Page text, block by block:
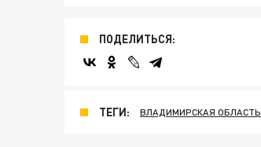
ПОДЕЛИТЬСЯ:
ТЕГИ: ВЛАДИМИРСКАЯ ОБЛАСТЬ